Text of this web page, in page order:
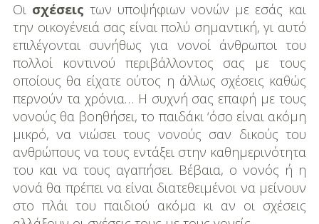
Οι σχέσεις των υποψήφιων νονών με εσάς και
την οικογένειά σας είναι πολύ σημαντική, γι αυτό
επιλέγονται συνήθως για νονοί άνθρωποι του
πολλοί κοντινού περιβάλλοντος σας με τους
οποίους θα είχατε ούτος η άλλως σχέσεις καθώς
περνούν τα χρόνια… Η συχνή σας επαφή με τους
νονούς θα βοηθήσει, το παιδάκι ‘όσο είναι ακόμη
μικρό, να νιώσει τους νονούς σαν δικούς του
ανθρώπους να τους εντάξει στην καθημερινότητα
του και να τους αγαπήσει. Βέβαια, ο νονός ή η
νονά θα πρέπει να είναι διατεθειμένοι να μείνουν
στο πλάι του παιδιού ακόμα κι αν οι σχέσεις